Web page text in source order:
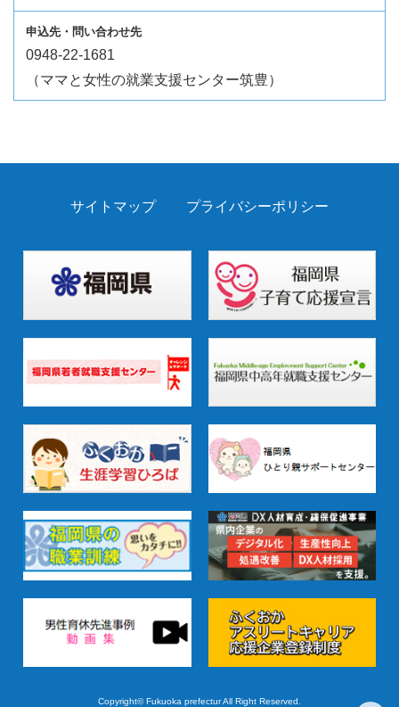
0948-22-1681
（ママと女性の就業支援センター筑豊）
サイトマップ プライバシーポリシー
Copyright© Fukuoka prefectur All Right Reserved.